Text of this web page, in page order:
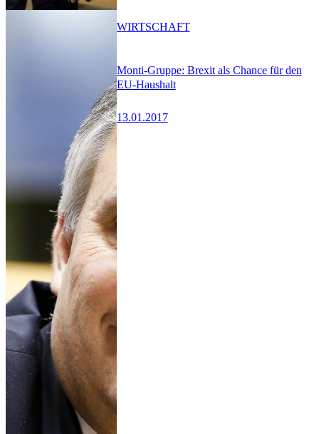
Monti-Gruppe: Brexit als Chance für den
EU-Haushalt
13.01.2017
WIRTSCHAFT